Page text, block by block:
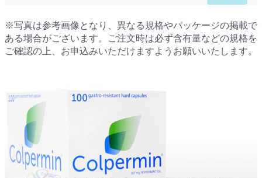
※写真は参考画像となり、異なる規格やパッケージの掲載で
ある場合がございます。ご注文時は必ず含有量などの規格を
ご確認の上、お申込みいただけますようお願いいたします。